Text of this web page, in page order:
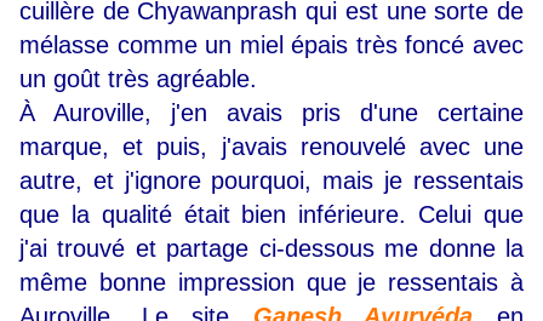
cuillère de Chyawanprash qui est une sorte de
mélasse comme un miel épais très foncé avec
un goût très agréable.
À Auroville, j'en avais pris d'une certaine
marque, et puis, j'avais renouvelé avec une
autre, et j'ignore pourquoi, mais je ressentais
que la qualité était bien inférieure. Celui que
j'ai trouvé et partage ci-dessous me donne la
même bonne impression que je ressentais à